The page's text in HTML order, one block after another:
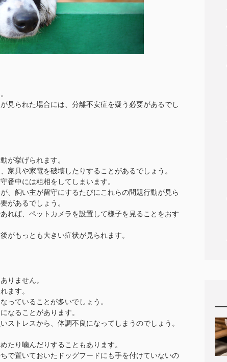
見られた場合には、分離不安症を疑う必要があるでし
が挙げられます。
家具や家電を破壊したりすることがあるでしょう。
番中には粗相をしてしまいます。
、飼い主が留守にするたびにこれらの問題行動が見ら
があるでしょう。
れば、ペットカメラを設置して様子を見ることをおす
がもっとも大きい症状が見られます。
りません。
ます。
っていることが多いでしょう。
なることがあります。
ストレスから、体調不良になってしまうのでしょう。
たり噛んだりすることもあります。
で置いておいたドッグフードにも手を付けていないの